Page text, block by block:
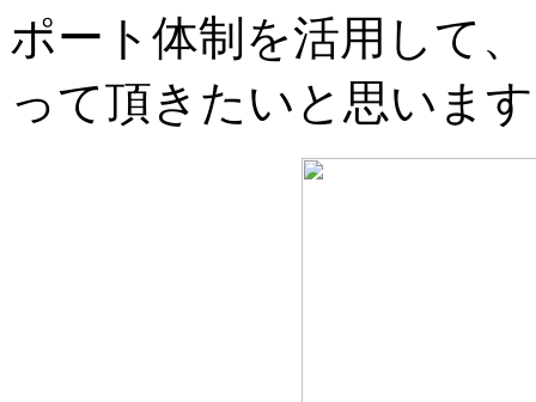
ポート体制を活用して
って頂きたいと思いま